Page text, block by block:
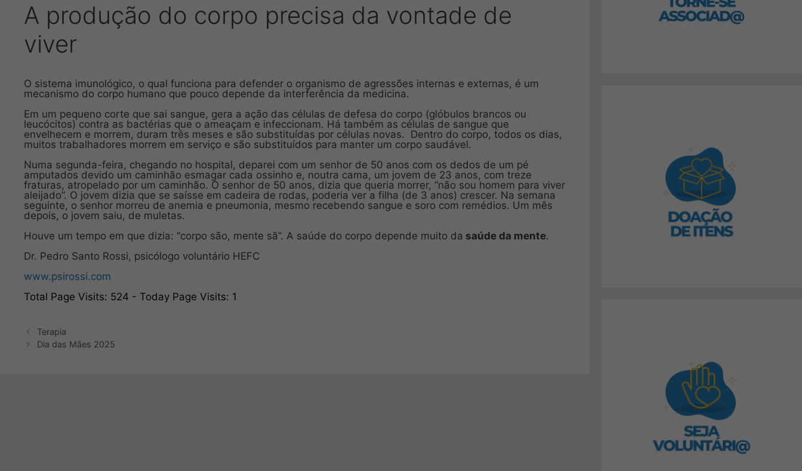
A produção do corpo precisa da vontade de
viver
O sistema imunológico, o qual funciona para defender o organismo de agressões internas e externas, é um
mecanismo do corpo humano que pouco depende da interferência da medicina.
Em um pequeno corte que sai sangue, gera a ação das células de defesa do corpo (glóbulos brancos ou
leucócitos) contra as bactérias que o ameaçam e infeccionam. Há também as células de sangue que
envelhecem e morrem, duram três meses e são substituídas por células novas. Dentro do corpo, todos os dias,
muitos trabalhadores morrem em serviço e são substituídos para manter um corpo saudável.
Numa segunda-feira, chegando no hospital, deparei com um senhor de 50 anos com os dedos de um pé
amputados devido um caminhão esmagar cada ossinho e, noutra cama, um jovem de 23 anos, com treze
fraturas, atropelado por um caminhão. O senhor de 50 anos, dizia que queria morrer, “não sou homem para viver
aleijado”. O jovem dizia que se saísse em cadeira de rodas, poderia ver a filha (de 3 anos) crescer. Na semana
seguinte, o senhor morreu de anemia e pneumonia, mesmo recebendo sangue e soro com remédios. Um mês
depois, o jovem saiu, de muletas.
Houve um tempo em que dizia: “corpo são, mente sã”. A saúde do corpo depende muito da saúde da mente.
Dr. Pedro Santo Rossi, psicólogo voluntário HEFC
www.psirossi.com
Total Page Visits: 524 - Today Page Visits: 1
Terapia
Dia das Mães 2025